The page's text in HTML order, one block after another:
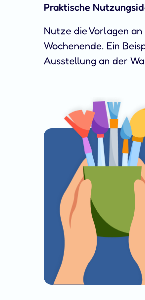
Praktische
Nutze die Vorlagen
Wochenende. Ein
Ausstellung an der